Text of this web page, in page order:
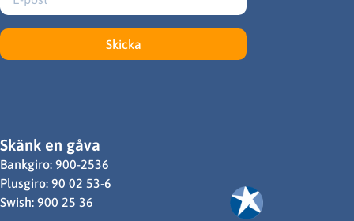
Skicka
Skänk en gåva
Bankgiro: 900-2536
Plusgiro: 90 02 53-6
Swish: 900 25 36